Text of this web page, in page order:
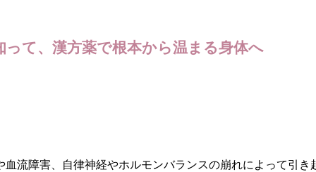
て、漢方薬で根本から温まる身体へ
流障害、自律神経やホルモンバランスの崩れによって引